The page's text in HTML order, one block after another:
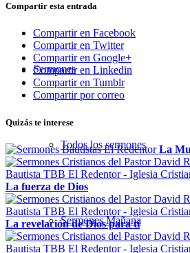
Sermones
Todos los sermones
Sermones Mañana
Compartir esta entrada
Compartir en Facebook
Compartir en Twitter
Compartir en Google+
Compartir en Linkedin
Compartir en Tumblr
Compartir por correo
Quizás te interese
La
La fuerza de Dios
La revelación de Dios para ti